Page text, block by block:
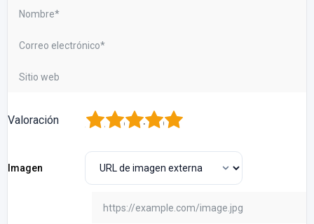
Valoración 5
4
3
2
Imagen